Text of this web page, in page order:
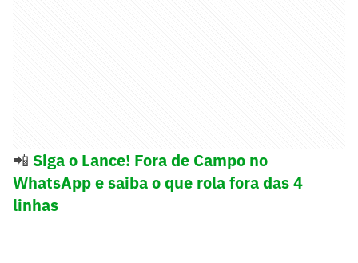
📲 Siga o Lance! Fora de Campo no
WhatsApp e saiba o que rola fora das 4
linhas